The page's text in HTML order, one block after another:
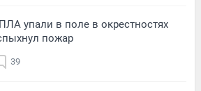
упали в поле в окрестностях
пожар
39